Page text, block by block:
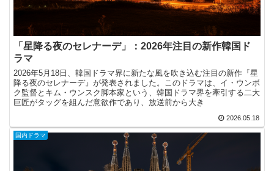
「星降る夜のセレナーデ」：2026年注目の新作韓国ド
ラマ
2026年5月18日、韓国ドラマ界に新たな風を吹き込む注目の新作『星
降る夜のセレナーデ』が発表されました。このドラマは、イ・ウンボ
ク監督とキム・ウンスク脚本家という、韓国ドラマ界を牽引する二大
巨匠がタッグを組んだ意欲作であり、放送前から大き
2026.05.18
国内ドラマ